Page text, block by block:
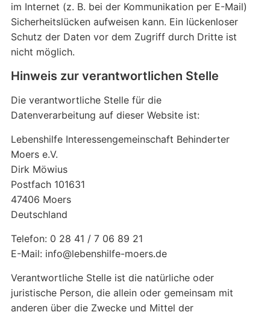
im Internet (z. B. bei der Kommunikation per E-Mail)
Sicherheitslücken aufweisen kann. Ein lückenloser
Schutz der Daten vor dem Zugriff durch Dritte ist
nicht möglich.
Hinweis zur verantwortlichen Stelle
Die verantwortliche Stelle für die
Datenverarbeitung auf dieser Website ist:
Lebenshilfe Interessengemeinschaft Behinderter
Moers e.V.
Dirk Möwius
Postfach 101631
47406 Moers
Deutschland
Telefon: 0 28 41 / 7 06 89 21
E-Mail: info@lebenshilfe-moers.de
Verantwortliche Stelle ist die natürliche oder
juristische Person, die allein oder gemeinsam mit
anderen über die Zwecke und Mittel der